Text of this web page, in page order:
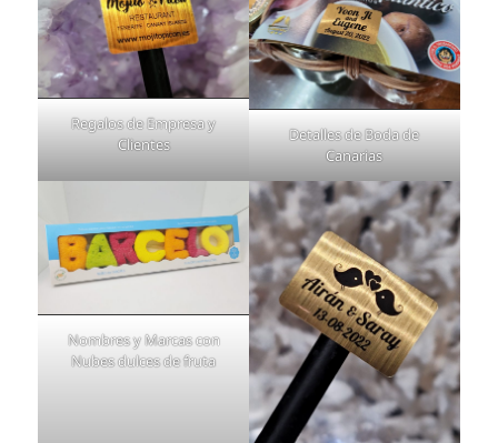
Regalos de Empresa y
Clientes
Detalles de Boda de
Canarias
Nombres y Marcas con
Nubes dulces de fruta